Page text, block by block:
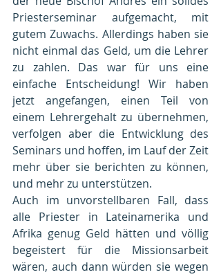
Priesterseminar aufgemacht, mit
gutem Zuwachs. Allerdings haben sie
nicht einmal das Geld, um die Lehrer
zu zahlen. Das war für uns eine
einfache Entscheidung! Wir haben
jetzt angefangen, einen Teil von
einem Lehrergehalt zu übernehmen,
verfolgen aber die Entwicklung des
Seminars und hoffen, im Lauf der Zeit
mehr über sie berichten zu können,
und mehr zu unterstützen.
Auch im unvorstellbaren Fall, dass
alle Priester in Lateinamerika und
Afrika genug Geld hätten und völlig
begeistert für die Missionsarbeit
wären, auch dann würden sie wegen